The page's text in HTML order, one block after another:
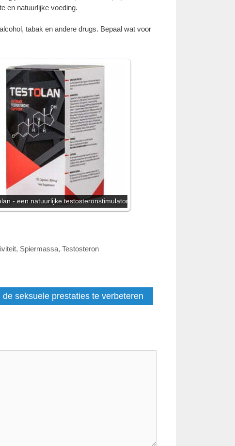
en natuurlijke voeding.
tabak en andere drugs. Bepaal wat voor
- een natuurlijke testosteronstimulator
, Spiermassa, Testosteron
seksuele prestaties te verbeteren